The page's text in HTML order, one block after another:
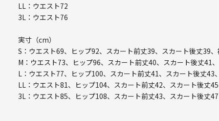
LL：ウエスト72
3L：ウエスト76
実寸（cm）
S：ウエスト69、ヒップ92、スカート前丈39、スカート後丈39
M：ウエスト73、ヒップ96、スカート前丈40、スカート後丈41
L：ウエスト77、ヒップ100、スカート前丈41、スカート後丈43
LL：ウエスト81、ヒップ104、スカート前丈42、スカート後丈
3L：ウエスト85、ヒップ108、スカート前丈43、スカート後丈